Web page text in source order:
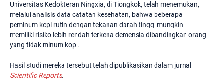
Universitas Kedokteran Ningxia, di Tiongkok, telah menemukan,
melalui analisis data catatan kesehatan, bahwa beberapa
peminum kopi rutin dengan tekanan darah tinggi mungkin
memiliki risiko lebih rendah terkena demensia dibandingkan orang
yang tidak minum kopi.
Hasil studi mereka tersebut telah dipublikasikan dalam jurnal
Scientific Reports.